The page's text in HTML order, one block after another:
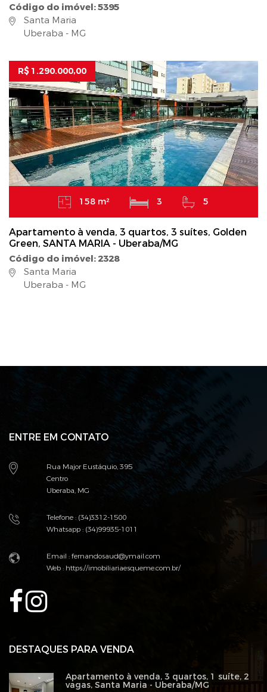
Código do imóvel: 5395
Santa Maria
Uberaba - MG
R$ 1.290.000,00
158 m² 3 5
Apartamento à venda, 3 quartos, 3 suítes, Golden
Green, SANTA MARIA - Uberaba/MG
Código do imóvel: 2328
Santa Maria
Uberaba - MG
ENTRE EM CONTATO
Rua Major Eustáquio, 395
Centro
Uberaba, MG
Telefone : (34)3312-1500
Whatsapp : (34)99935-1011
Email :fernandosaud@ymail.com
Web :https://imobiliariaesqueme.com.br/
DESTAQUES PARA VENDA
Apartamento à venda, 3 quartos, 1 suíte, 2
vagas, Santa Maria - Uberaba/MG